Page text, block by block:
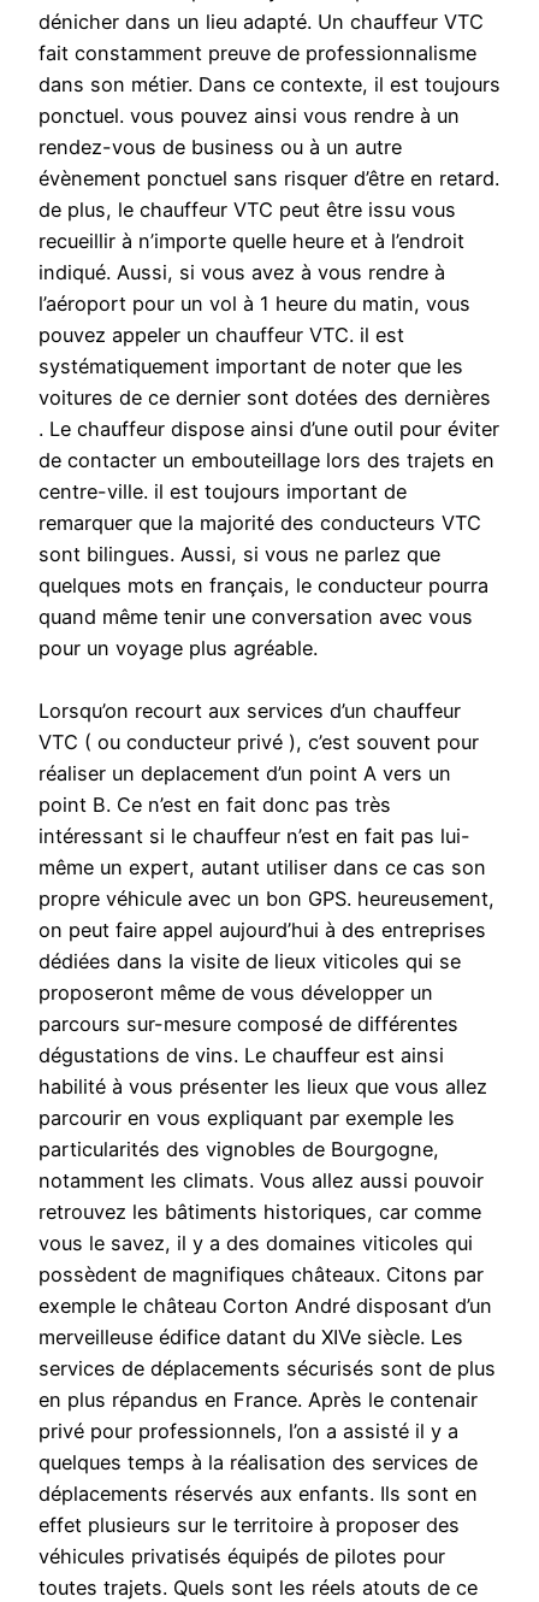
dénicher dans un lieu adapté. Un chauffeur VTC
fait constamment preuve de professionnalisme
dans son métier. Dans ce contexte, il est toujours
ponctuel. vous pouvez ainsi vous rendre à un
rendez-vous de business ou à un autre
évènement ponctuel sans risquer d’être en retard.
de plus, le chauffeur VTC peut être issu vous
recueillir à n’importe quelle heure et à l’endroit
indiqué. Aussi, si vous avez à vous rendre à
l’aéroport pour un vol à 1 heure du matin, vous
pouvez appeler un chauffeur VTC. il est
systématiquement important de noter que les
voitures de ce dernier sont dotées des dernières
. Le chauffeur dispose ainsi d’une outil pour éviter
de contacter un embouteillage lors des trajets en
centre-ville. il est toujours important de
remarquer que la majorité des conducteurs VTC
sont bilingues. Aussi, si vous ne parlez que
quelques mots en français, le conducteur pourra
quand même tenir une conversation avec vous
pour un voyage plus agréable.
Lorsqu’on recourt aux services d’un chauffeur
VTC ( ou conducteur privé ), c’est souvent pour
réaliser un deplacement d’un point A vers un
point B. Ce n’est en fait donc pas très
intéressant si le chauffeur n’est en fait pas lui-
même un expert, autant utiliser dans ce cas son
propre véhicule avec un bon GPS. heureusement,
on peut faire appel aujourd’hui à des entreprises
dédiées dans la visite de lieux viticoles qui se
proposeront même de vous développer un
parcours sur-mesure composé de différentes
dégustations de vins. Le chauffeur est ainsi
habilité à vous présenter les lieux que vous allez
parcourir en vous expliquant par exemple les
particularités des vignobles de Bourgogne,
notamment les climats. Vous allez aussi pouvoir
retrouvez les bâtiments historiques, car comme
vous le savez, il y a des domaines viticoles qui
possèdent de magnifiques châteaux. Citons par
exemple le château Corton André disposant d’un
merveilleuse édifice datant du XIVe siècle. Les
services de déplacements sécurisés sont de plus
en plus répandus en France. Après le contenair
privé pour professionnels, l’on a assisté il y a
quelques temps à la réalisation des services de
déplacements réservés aux enfants. Ils sont en
effet plusieurs sur le territoire à proposer des
véhicules privatisés équipés de pilotes pour
toutes trajets. Quels sont les réels atouts de ce